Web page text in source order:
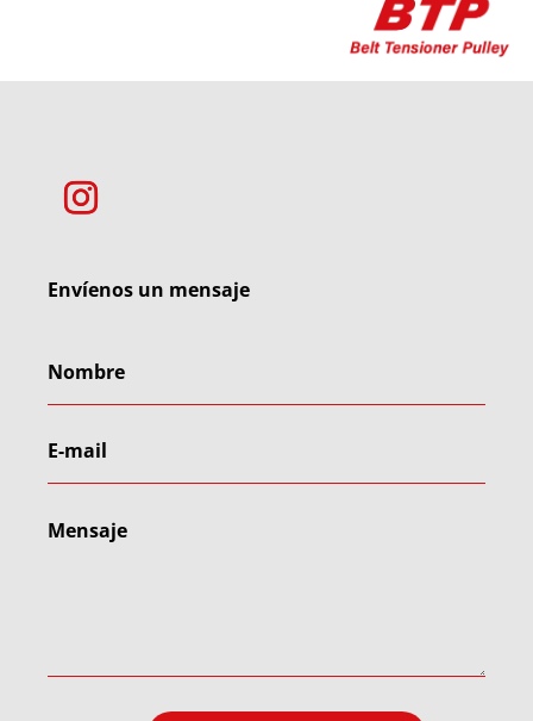
Envíenos un mensaje